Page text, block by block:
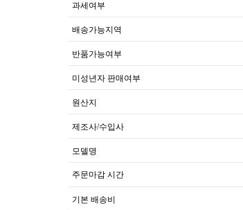
과세여부
배송가능지역
반품가능여부
미성년자 판매여부
원산지
제조사/수입사
모델명
주문마감 시간
기본 배송비